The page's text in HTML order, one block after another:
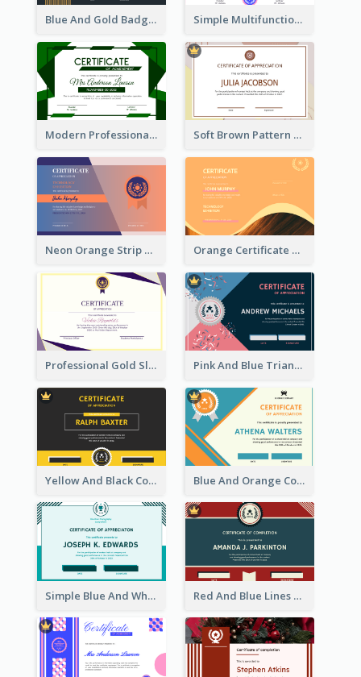
Blue And Gold Badge Appreciation Certificate Simple Multifunctional Certificate Design Ideas
Modern Professional Green Certificate Design Template Soft Brown Pattern Certificate
Neon Orange Strip Certificate Design For Apprciation Orange Certificate Design Of Appreciation Of Wood Texture
Professional Gold Sleek Triangular Elegant Certificate Design Pink And Blue Triangles Confetti Celebration Certificate
Yellow And Black Contrast Simple Certificate Blue And Orange Company Triangles With Badge Certificate
Simple Blue And White Rectangle Certificate Red And Blue Lines And Badge Completion Certificate